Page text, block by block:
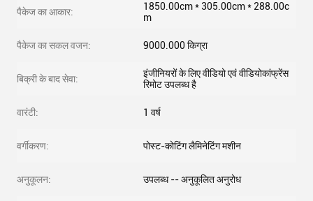
पैकेज का आकार:
1850.00cm * 305.00cm * 288.00c
m
पैकेज का सकल वजन: 9000.000 किग्रा
बिक्री के बाद सेवा:
इंजीनियरों के लिए वीडियो एवं वीडियोकांफ्रेंस
रिमोट उपलब्ध है
वारंटी: 1 वर्ष
वर्गीकरण: पोस्ट-कोटिंग लैमिनेटिंग मशीन
अनुकूलन: उपलब्ध -- अनुकूलित अनुरोध